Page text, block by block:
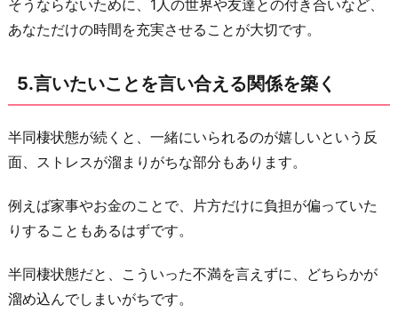
そうならないために、1人の世界や友達との付き合いなど、
あなただけの時間を充実させることが大切です。
5.言いたいことを言い合える関係を築く
半同棲状態が続くと、一緒にいられるのが嬉しいという反
面、ストレスが溜まりがちな部分もあります。
例えば家事やお金のことで、片方だけに負担が偏っていた
りすることもあるはずです。
半同棲状態だと、こういった不満を言えずに、どちらかが
溜め込んでしまいがちです。